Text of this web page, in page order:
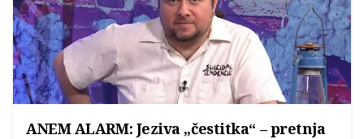
ANEM ALARM: Jeziva „čestitka“ – pretnja